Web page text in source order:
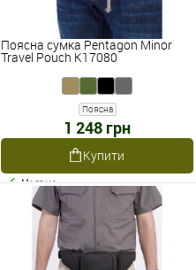
Поясна сумка Pentagon Minor
Travel Pouch K17080
Поясна
1 248 грн
Купити
Наявне